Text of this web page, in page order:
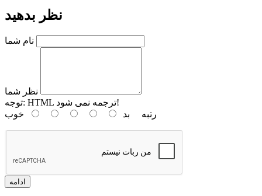
نظر بدهید
نام شما
نظر شما
توجه:
HTML ترجمه نمی شود!
رتبه بد خوب
ادامه